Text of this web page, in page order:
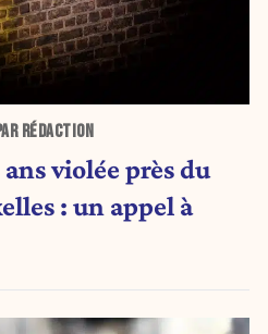
RÉDACTION
violée près du
: un appel à